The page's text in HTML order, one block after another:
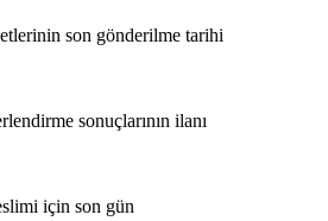
son gönderilme tarihi
sonuçlarının ilanı
için son gün